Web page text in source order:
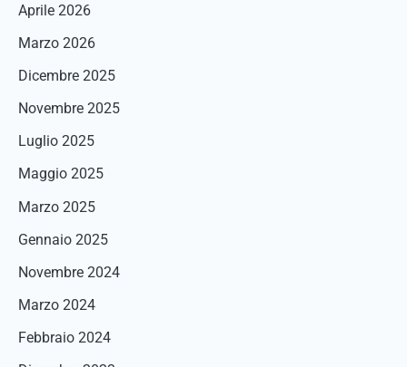
Aprile 2026
Marzo 2026
Dicembre 2025
Novembre 2025
Luglio 2025
Maggio 2025
Marzo 2025
Gennaio 2025
Novembre 2024
Marzo 2024
Febbraio 2024